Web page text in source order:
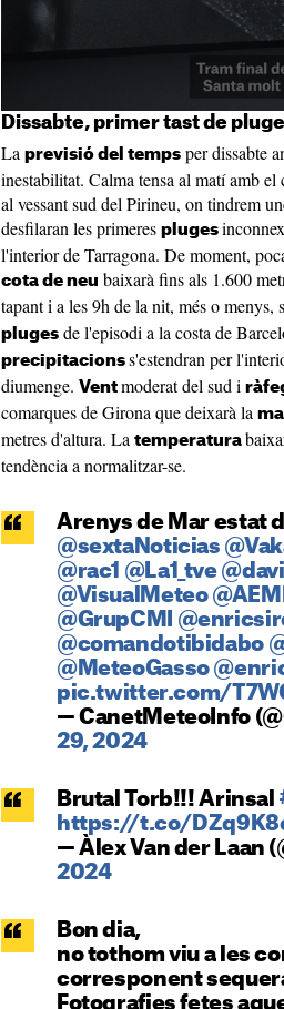
Dissabte, primer tast de
La previsió del temps per dissabte
inestabilitat. Calma tensa al matí amb
al vessant sud del Pirineu, on tindrem
desfilaran les primeres pluges
l'interior de Tarragona. De moment,
cota de neu baixarà fins als 1.600
tapant i a les 9h de la nit, més o menys,
pluges de l'episodi a la costa de
precipitacions s'estendran per
diumenge. Vent moderat del sud i
comarques de Girona que deixarà la
metres d'altura. La temperatura
tendència a normalitzar-se.
Arenys de Mar estat
@sextaNoticias
@rac1 @La1_tve
@VisualMeteo
@GrupCMI
@comandotibidabo
@MeteoGasso
pic.twitter.com/
— CanetMeteoInfo
29, 2024
Brutal Torb!!! Arinsal
https://t.co/
— Àlex Van der Laan
2024
Bon dia,
no tothom viu a les
corresponent
Fotografies fetes